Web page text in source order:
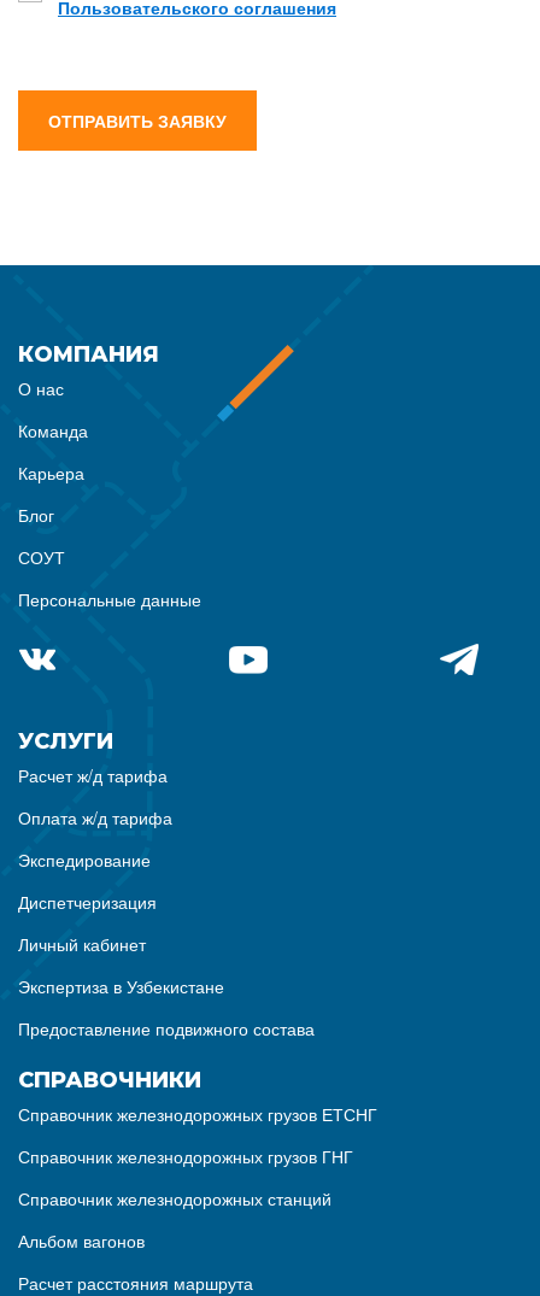
Пользовательского соглашения
ОТПРАВИТЬ ЗАЯВКУ
КОМПАНИЯ
О нас
Команда
Карьера
Блог
СОУТ
Персональные данные
УСЛУГИ
Расчет ж/д тарифа
Оплата ж/д тарифа
Экспедирование
Диспетчеризация
Личный кабинет
Экспертиза в Узбекистане
Предоставление подвижного состава
СПРАВОЧНИКИ
Справочник железнодорожных грузов ЕТСНГ
Справочник железнодорожных грузов ГНГ
Справочник железнодорожных станций
Альбом вагонов
Расчет расстояния маршрута